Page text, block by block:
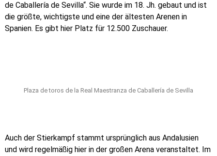
de Caballería de Sevilla“. Sie wurde im 18. Jh. gebaut und ist
die größte, wichtigste und eine der ältesten Arenen in
Spanien. Es gibt hier Platz für 12.500 Zuschauer.
Plaza de toros de la Real Maestranza de Caballería de Sevilla
Auch der Stierkampf stammt ursprünglich aus Andalusien
und wird regelmäßig hier in der großen Arena veranstaltet. Im